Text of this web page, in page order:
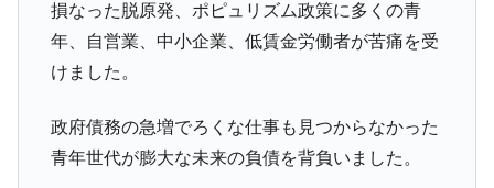
Fact1
発表から2日で大崩壊、鳴かず飛ばずに終わりそう
なスーパーリーグとは？
Fact1
日本人マスターズ挑戦の歴史。松山以前に最高位
Fact1
甲子園通算本塁打、最多の清原に次いで多く打っ
ている意外な選手とは？
損なった脱原発、ポピュリズム政策に多くの青
年、自営業、中小企業、低賃金労働者が苦痛を受
けました。
政府債務の急増でろくな仕事も見つからなかった
青年世代が膨大な未来の負債を背負いました。